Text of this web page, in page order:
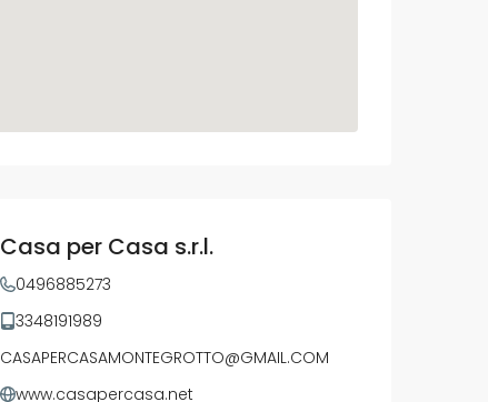
Casa per Casa s.r.l.
0496885273
3348191989
CASAPERCASAMONTEGROTTO@GMAIL.COM
www.casapercasa.net